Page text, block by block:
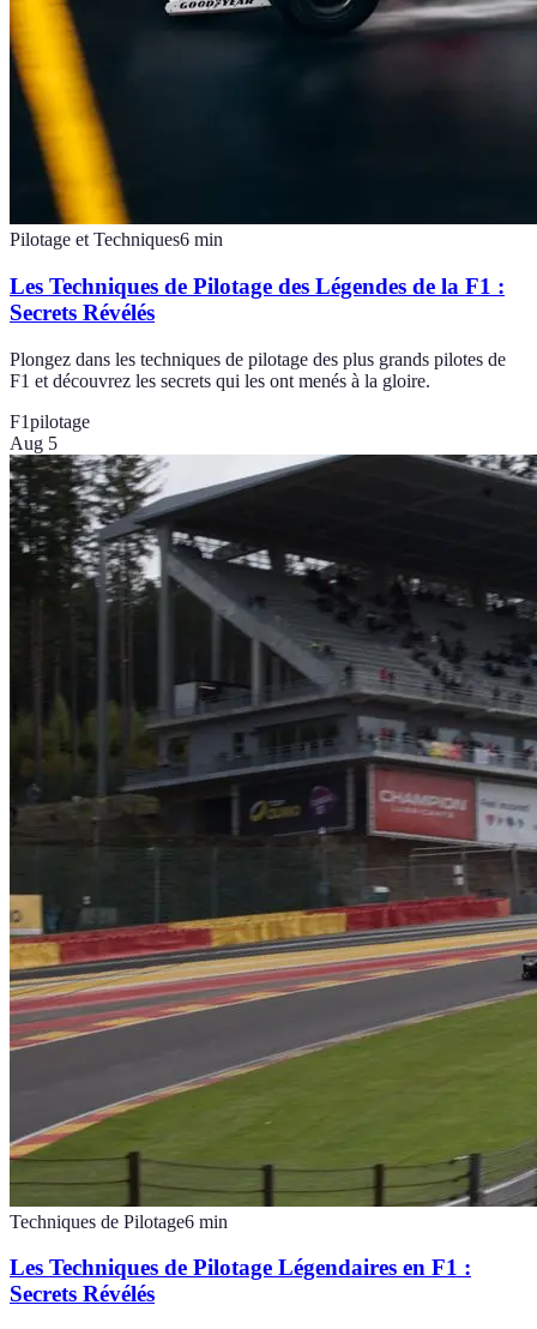
Pilotage et Techniques6 min
Les Techniques de Pilotage des Légendes de la F1 :
Secrets Révélés
Plongez dans les techniques de pilotage des plus grands pilotes de
F1 et découvrez les secrets qui les ont menés à la gloire.
F1pilotage
Aug 5
Techniques de Pilotage6 min
Les Techniques de Pilotage Légendaires en F1 :
Secrets Révélés